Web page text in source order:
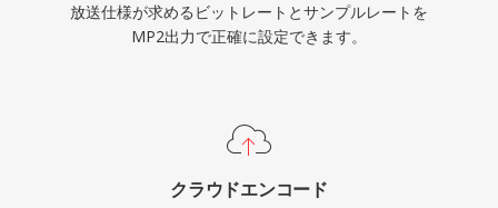
放送仕様が求めるビットレートとサンプルレートを
MP2出力で正確に設定できます。
クラウドエンコード